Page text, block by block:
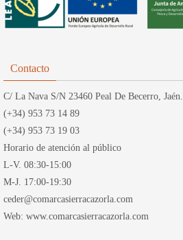
Contacto
C/ La Nava S/N 23460 Peal De Becerro, Jaén.
(+34) 953 73 14 89
(+34) 953 73 19 03
Horario de atención al público
L-V. 08:30-15:00
M-J. 17:00-19:30
ceder@comarcasierracazorla.com
Web: www.comarcasierracazorla.com